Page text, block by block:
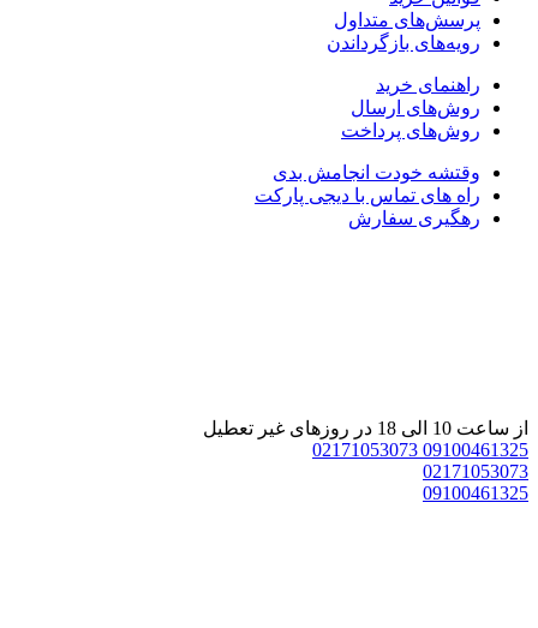
متداول
بازگرداندن
خرید
ارسال
پرداخت
خودت انجامش بدی
های تماس با دیجی پارکت
سفارش
تعطیل
02171053073